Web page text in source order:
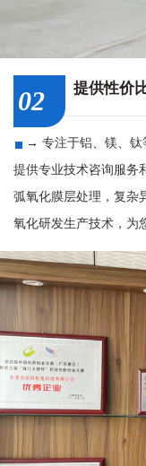
02 提供性价
→ 专注于铝、镁、钛
提供专业技术咨询服务
弧氧化膜层处理，复杂
氧化研发生产技术，为